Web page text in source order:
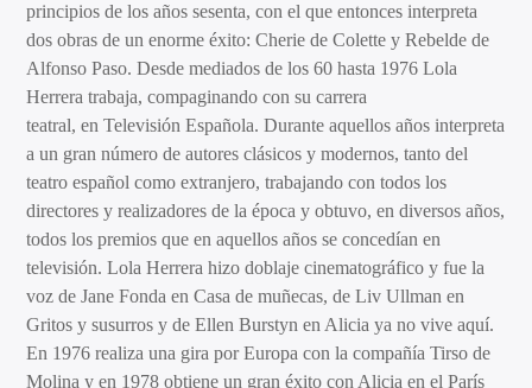
principios de los años sesenta, con el que entonces interpreta
dos obras de un enorme éxito: Cherie de Colette y Rebelde de
Alfonso Paso. Desde mediados de los 60 hasta 1976 Lola
Herrera trabaja, compaginando con su carrera
teatral, en Televisión Española. Durante aquellos años interpreta
a un gran número de autores clásicos y modernos, tanto del
teatro español como extranjero, trabajando con todos los
directores y realizadores de la época y obtuvo, en diversos años,
todos los premios que en aquellos años se concedían en
televisión. Lola Herrera hizo doblaje cinematográfico y fue la
voz de Jane Fonda en Casa de muñecas, de Liv Ullman en
Gritos y susurros y de Ellen Burstyn en Alicia ya no vive aquí.
En 1976 realiza una gira por Europa con la compañía Tirso de
Molina y en 1978 obtiene un gran éxito con Alicia en el París